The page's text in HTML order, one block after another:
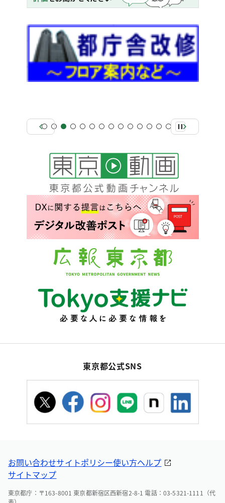
東京都公式SNS
お問い合わせサイトポリシー使い方ヘルプ
サイトマップ
東京都庁：〒163-8001 東京都新宿区西新宿2-8-1 電話：03-5321-1111（代